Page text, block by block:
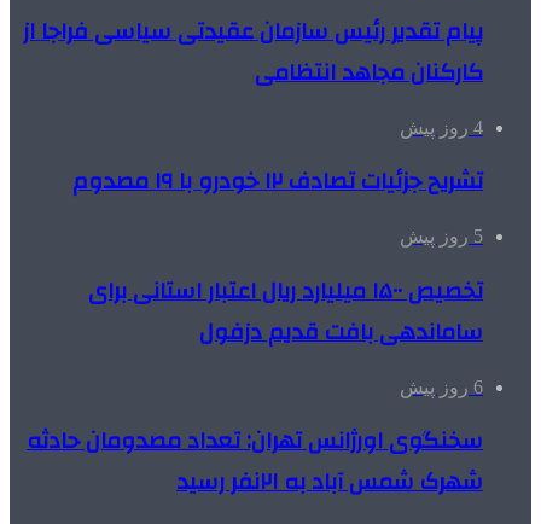
پیام تقدیر رئیس سازمان عقیدتی سیاسی فراجا از
کارکنان مجاهد انتظامی
4 روز پیش
تشریح جزئیات تصادف ۱۲ خودرو با ۱۹ مصدوم
5 روز پیش
تخصیص ۱۵۰۰ میلیارد ریال اعتبار استانی برای
ساماندهی بافت قدیم دزفول
6 روز پیش
سخنگوی اورژانس تهران: تعداد مصدومان حادثه
شهرک شمس آباد به ۲۱نفر رسید